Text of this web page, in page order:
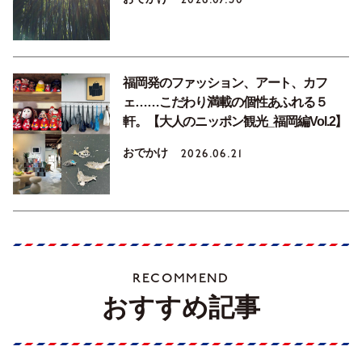
福岡発のファッション、アート、カフ
ェ……こだわり満載の個性あふれる５
軒。【大人のニッポン観光_福岡編Vol.2】
おでかけ 2026.06.21
RECOMMEND
おすすめ記事